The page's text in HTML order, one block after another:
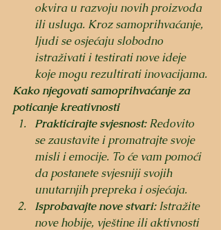
okvira u razvoju novih proizvoda
ili usluga. Kroz samoprihvaćanje,
ljudi se osjećaju slobodno
istraživati i testirati nove ideje
koje mogu rezultirati inovacijama.
Kako njegovati samoprihvaćanje za
poticanje kreativnosti
Prakticirajte svjesnost: Redovito
se zaustavite i promatrajte svoje
misli i emocije. To će vam pomoći
da postanete svjesniji svojih
unutarnjih prepreka i osjećaja.
Isprobavajte nove stvari: Istražite
nove hobije, vještine ili aktivnosti